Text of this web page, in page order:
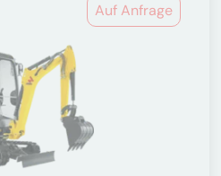
Auf Anfrage